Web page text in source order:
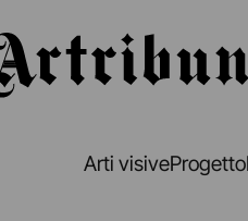
Arti visiveProgetto